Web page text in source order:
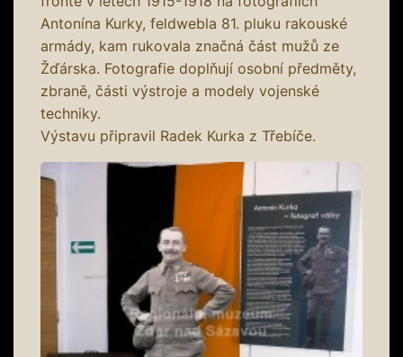
Antonína Kurky, feldwebla 81. pluku rakouské
armády, kam rukovala značná část mužů ze
Žďárska. Fotografie doplňují osobní předměty,
zbraně, části výstroje a modely vojenské
techniky.
Výstavu připravil Radek Kurka z Třebíče.